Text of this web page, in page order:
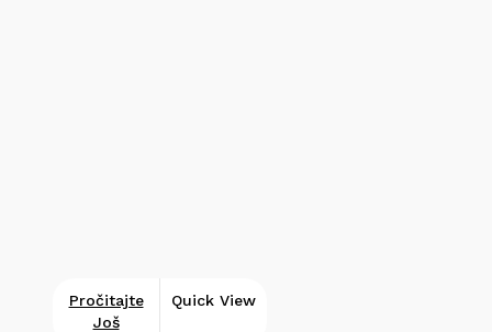
Pročitajte
Još
Quick View